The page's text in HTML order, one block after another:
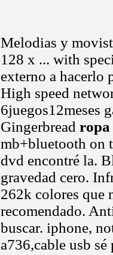
Melodias y
128 x ... with
externo a hacerlo
High speed
6juegos12meses
Gingerbread ropa
mb+bluetooth on
dvd encontré la.
gravedad cero.
262k colores que
recomendado.
buscar. iphone,
a736,cable usb